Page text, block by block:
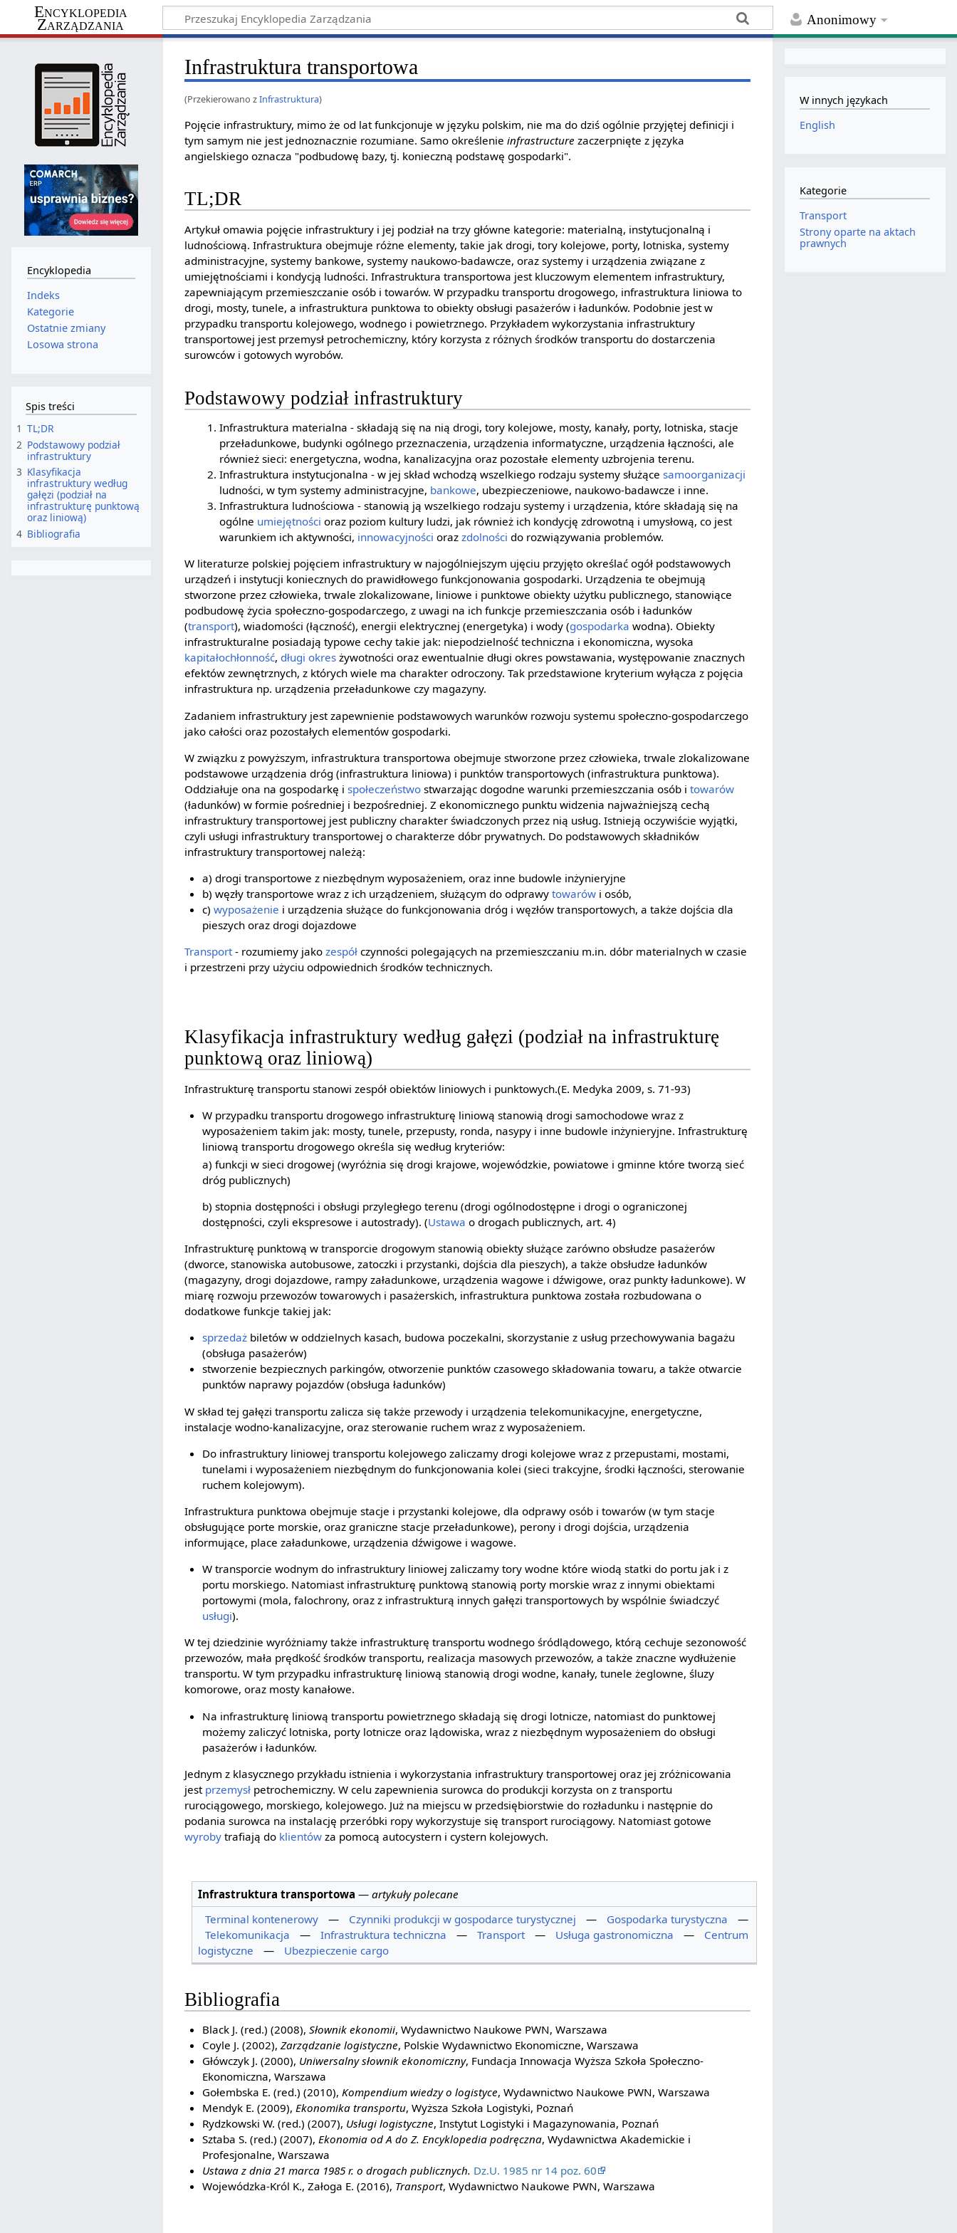
Anonimowy
Encyklopedia
Zarządzania
Infrastruktura transportowa
(Przekierowano zInfrastruktura)
Pojęcie infrastruktury, mimo że od lat funkcjonuje w języku polskim, nie ma do dziś ogólnie przyjętej definicji i
tym samym nie jest jednoznacznie rozumiane. Samo określenieinfrastructure zaczerpnięte z języka
angielskiego oznacza "podbudowę bazy, tj. konieczną podstawę gospodarki".
TL;DR
Artykuł omawia pojęcie infrastruktury i jej podział na trzy główne kategorie: materialną, instytucjonalną i
ludnościową. Infrastruktura obejmuje różne elementy, takie jak drogi, tory kolejowe, porty, lotniska, systemy
administracyjne, systemy bankowe, systemy naukowo-badawcze, oraz systemy i urządzenia związane z
umiejętnościami i kondycją ludności. Infrastruktura transportowa jest kluczowym elementem infrastruktury,
zapewniającym przemieszczanie osób i towarów. W przypadku transportu drogowego, infrastruktura liniowa to
drogi, mosty, tunele, a infrastruktura punktowa to obiekty obsługi pasażerów i ładunków. Podobnie jest w
przypadku transportu kolejowego, wodnego i powietrznego. Przykładem wykorzystania infrastruktury
transportowej jest przemysł petrochemiczny, który korzysta z różnych środków transportu do dostarczenia
surowców i gotowych wyrobów.
Podstawowy podział infrastruktury
Infrastruktura materialna - składają się na nią drogi, tory kolejowe, mosty, kanały, porty, lotniska, stacje
przeładunkowe, budynki ogólnego przeznaczenia, urządzenia informatyczne, urządzenia łączności, ale
również sieci: energetyczna, wodna, kanalizacyjna oraz pozostałe elementy uzbrojenia terenu.
Infrastruktura instytucjonalna - w jej skład wchodzą wszelkiego rodzaju systemy służące samoorganizacji
ludności, w tym systemy administracyjne, bankowe, ubezpieczeniowe, naukowo-badawcze i inne.
Infrastruktura ludnościowa - stanowią ją wszelkiego rodzaju systemy i urządzenia, które składają się na
ogólne umiejętności oraz poziom kultury ludzi, jak również ich kondycję zdrowotną i umysłową, co jest
warunkiem ich aktywności, innowacyjności oraz zdolności do rozwiązywania problemów.
W literaturze polskiej pojęciem infrastruktury w najogólniejszym ujęciu przyjęto określać ogół podstawowych
urządzeń i instytucji koniecznych do prawidłowego funkcjonowania gospodarki. Urządzenia te obejmują
stworzone przez człowieka, trwale zlokalizowane, liniowe i punktowe obiekty użytku publicznego, stanowiące
podbudowę życia społeczno-gospodarczego, z uwagi na ich funkcje przemieszczania osób i ładunków
(transport), wiadomości (łączność), energii elektrycznej (energetyka) i wody (gospodarka wodna). Obiekty
infrastrukturalne posiadają typowe cechy takie jak: niepodzielność techniczna i ekonomiczna, wysoka
kapitałochłonność, długi okres żywotności oraz ewentualnie długi okres powstawania, występowanie znacznych
efektów zewnętrznych, z których wiele ma charakter odroczony. Tak przedstawione kryterium wyłącza z pojęcia
infrastruktura np. urządzenia przeładunkowe czy magazyny.
Zadaniem infrastruktury jest zapewnienie podstawowych warunków rozwoju systemu społeczno-gospodarczego
jako całości oraz pozostałych elementów gospodarki.
W związku z powyższym, infrastruktura transportowa obejmuje stworzone przez człowieka, trwale zlokalizowane
podstawowe urządzenia dróg (infrastruktura liniowa) i punktów transportowych (infrastruktura punktowa).
Oddziałuje ona na gospodarkę ispołeczeństwo stwarzając dogodne warunki przemieszczania osób itowarów
(ładunków) w formie pośredniej i bezpośredniej. Z ekonomicznego punktu widzenia najważniejszą cechą
infrastruktury transportowej jest publiczny charakter świadczonych przez nią usług. Istnieją oczywiście wyjątki,
czyli usługi infrastruktury transportowej o charakterze dóbr prywatnych. Do podstawowych składników
infrastruktury transportowej należą:
a) drogi transportowe z niezbędnym wyposażeniem, oraz inne budowle inżynieryjne
b) węzły transportowe wraz z ich urządzeniem, służącym do odprawy towarówi osób,
c) wyposażenie i urządzenia służące do funkcjonowania dróg i węzłów transportowych, a także dojścia dla
pieszych oraz drogi dojazdowe
Transport- rozumiemy jakozespół czynności polegających na przemieszczaniu m.in. dóbr materialnych w czasie
i przestrzeni przy użyciu odpowiednich środków technicznych.
Klasyfikacja infrastruktury według gałęzi (podział na infrastrukturę
punktową oraz liniową)
Infrastrukturę transportu stanowi zespół obiektów liniowych i punktowych.(E. Medyka 2009, s. 71-93)
W przypadku transportu drogowego infrastrukturę liniową stanowią drogi samochodowe wraz z
wyposażeniem takim jak: mosty, tunele, przepusty, ronda, nasypy i inne budowle inżynieryjne. Infrastrukturę
liniową transportu drogowego określa się według kryteriów:
a) funkcji w sieci drogowej (wyróżnia się drogi krajowe, wojewódzkie, powiatowe i gminne które tworzą sieć
dróg publicznych)
b) stopnia dostępności i obsługi przyległego terenu (drogi ogólnodostępne i drogi o ograniczonej
dostępności, czyli ekspresowe i autostrady). (Ustawa o drogach publicznych, art. 4)
Infrastrukturę punktową w transporcie drogowym stanowią obiekty służące zarówno obsłudze pasażerów
(dworce, stanowiska autobusowe, zatoczki i przystanki, dojścia dla pieszych), a także obsłudze ładunków
(magazyny, drogi dojazdowe, rampy załadunkowe, urządzenia wagowe i dźwigowe, oraz punkty ładunkowe). W
miarę rozwoju przewozów towarowych i pasażerskich, infrastruktura punktowa została rozbudowana o
dodatkowe funkcje takiej jak:
sprzedażbiletów w oddzielnych kasach, budowa poczekalni, skorzystanie z usług przechowywania bagażu
(obsługa pasażerów)
stworzenie bezpiecznych parkingów, otworzenie punktów czasowego składowania towaru, a także otwarcie
punktów naprawy pojazdów (obsługa ładunków)
W skład tej gałęzi transportu zalicza się także przewody i urządzenia telekomunikacyjne, energetyczne,
instalacje wodno-kanalizacyjne, oraz sterowanie ruchem wraz z wyposażeniem.
Do infrastruktury liniowej transportu kolejowego zaliczamy drogi kolejowe wraz z przepustami, mostami,
tunelami i wyposażeniem niezbędnym do funkcjonowania kolei (sieci trakcyjne, środki łączności, sterowanie
ruchem kolejowym).
Infrastruktura punktowa obejmuje stacje i przystanki kolejowe, dla odprawy osób i towarów (w tym stacje
obsługujące porte morskie, oraz graniczne stacje przeładunkowe), perony i drogi dojścia, urządzenia
informujące, place załadunkowe, urządzenia dźwigowe i wagowe.
W transporcie wodnym do infrastruktury liniowej zaliczamy tory wodne które wiodą statki do portu jak i z
portu morskiego. Natomiast infrastrukturę punktową stanowią porty morskie wraz z innymi obiektami
portowymi (mola, falochrony, oraz z infrastrukturą innych gałęzi transportowych by wspólnie świadczyć
usługi).
W tej dziedzinie wyróżniamy także infrastrukturę transportu wodnego śródlądowego, którą cechuje sezonowość
przewozów, mała prędkość środków transportu, realizacja masowych przewozów, a także znaczne wydłużenie
transportu. W tym przypadku infrastrukturę liniową stanowią drogi wodne, kanały, tunele żeglowne, śluzy
komorowe, oraz mosty kanałowe.
Na infrastrukturę liniową transportu powietrznego składają się drogi lotnicze, natomiast do punktowej
możemy zaliczyć lotniska, porty lotnicze oraz lądowiska, wraz z niezbędnym wyposażeniem do obsługi
pasażerów i ładunków.
Jednym z klasycznego przykładu istnienia i wykorzystania infrastruktury transportowej oraz jej zróżnicowania
jest przemysł petrochemiczny. W celu zapewnienia surowca do produkcji korzysta on z transportu
rurociągowego, morskiego, kolejowego. Już na miejscu w przedsiębiorstwie do rozładunku i następnie do
podania surowca na instalację przeróbki ropy wykorzystuje się transport rurociągowy. Natomiast gotowe
wyroby trafiają do klientów za pomocą autocystern i cystern kolejowych.
Infrastruktura transportowa — artykuły polecane
Terminal kontenerowy
— Czynniki produkcji w gospodarce turystycznej — Gospodarka turystyczna
—
Telekomunikacja
— Infrastruktura techniczna — Transport — Usługa gastronomiczna —
Centrum
logistyczne
— Ubezpieczenie cargo
Bibliografia
Black J. (red.) (2008), Słownik ekonomii, Wydawnictwo Naukowe PWN, Warszawa
Coyle J. (2002), Zarządzanie logistyczne, Polskie Wydawnictwo Ekonomiczne, Warszawa
Główczyk J. (2000), Uniwersalny słownik ekonomiczny, Fundacja Innowacja Wyższa Szkoła Społeczno-
Ekonomiczna, Warszawa
Gołembska E. (red.) (2010), Kompendium wiedzy o logistyce, Wydawnictwo Naukowe PWN, Warszawa
Mendyk E. (2009), Ekonomika transportu, Wyższa Szkoła Logistyki, Poznań
Rydzkowski W. (red.) (2007), Usługi logistyczne, Instytut Logistyki i Magazynowania, Poznań
Sztaba S. (red.) (2007), Ekonomia od A do Z. Encyklopedia podręczna, Wydawnictwa Akademickie i
Profesjonalne, Warszawa
Ustawa z dnia 21 marca 1985 r. o drogach publicznych. Dz.U. 1985 nr 14 poz. 60
Wojewódzka-Król K., Załoga E. (2016), Transport, Wydawnictwo Naukowe PWN, Warszawa
Encyklopedia
Indeks
Kategorie
Ostatnie zmiany
Losowa strona
Spis treści
1 TL;DR
2 Podstawowy podział
infrastruktury
3 Klasyfikacja
infrastruktury według
gałęzi (podział na
infrastrukturę punktową
oraz liniową)
4 Bibliografia
W innych językach
English
Kategorie
Transport
Strony oparte na aktach
prawnych